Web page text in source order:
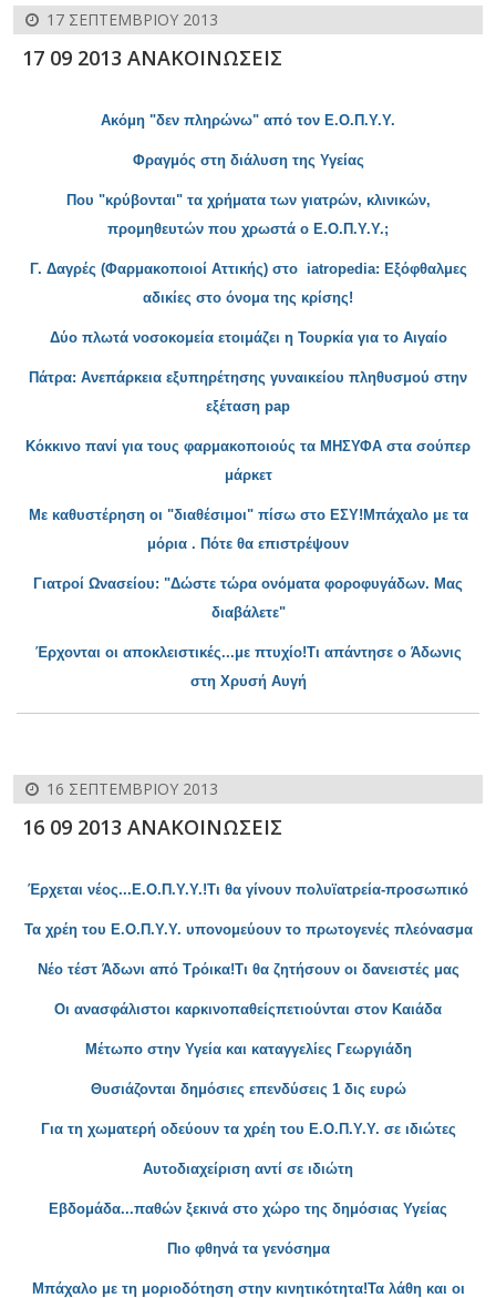
17 ΣΕΠΤΕΜΒΡΊΟΥ 2013
17 09 2013 ΑΝΑΚΟΙΝΩΣΕΙΣ
Ακόμη "δεν πληρώνω" από τον Ε.Ο.Π.Υ.Υ.
Φραγμός στη διάλυση της Υγείας
Που "κρύβονται" τα χρήματα των γιατρών, κλινικών,
προμηθευτών που χρωστά ο Ε.Ο.Π.Υ.Υ.;
Γ. Δαγρές (Φαρμακοποιοί Αττικής) στο iatropedia: Εξόφθαλμες
αδικίες στο όνομα της κρίσης!
Δύο πλωτά νοσοκομεία ετοιμάζει η Τουρκία για το Αιγαίο
Πάτρα: Ανεπάρκεια εξυπηρέτησης γυναικείου πληθυσμού στην
εξέταση pap
Κόκκινο πανί για τους φαρμακοποιούς τα ΜΗΣΥΦΑ στα σούπερ
μάρκετ
Με καθυστέρηση οι "διαθέσιμοι" πίσω στο ΕΣΥ!Μπάχαλο με τα
μόρια . Πότε θα επιστρέψουν
Γιατροί Ωνασείου: "Δώστε τώρα ονόματα φοροφυγάδων. Μας
διαβάλετε"
Έρχονται οι αποκλειστικές...με πτυχίο!Τι απάντησε ο Άδωνις
στη Χρυσή Αυγή
16 ΣΕΠΤΕΜΒΡΊΟΥ 2013
16 09 2013 ΑΝΑΚΟΙΝΩΣΕΙΣ
Έρχεται νέος...Ε.Ο.Π.Υ.Υ.!Τι θα γίνουν πολυϊατρεία-προσωπικό
Τα χρέη του Ε.Ο.Π.Υ.Υ. υπονομεύουν το πρωτογενές πλεόνασμα
Νέο τέστ Άδωνι από Τρόικα!Τι θα ζητήσουν οι δανειστές μας
Οι ανασφάλιστοι καρκινοπαθείςπετιούνται στον Καιάδα
Μέτωπο στην Υγεία και καταγγελίες Γεωργιάδη
Θυσιάζονται δημόσιες επενδύσεις 1 δις ευρώ
Για τη χωματερή οδεύουν τα χρέη του Ε.Ο.Π.Υ.Υ. σε ιδιώτες
Αυτοδιαχείριση αντί σε ιδιώτη
Εβδομάδα...παθών ξεκινά στο χώρο της δημόσιας Υγείας
Πιο φθηνά τα γενόσημα
Μπάχαλο με τη μοριοδότηση στην κινητικότητα!Τα λάθη και οι